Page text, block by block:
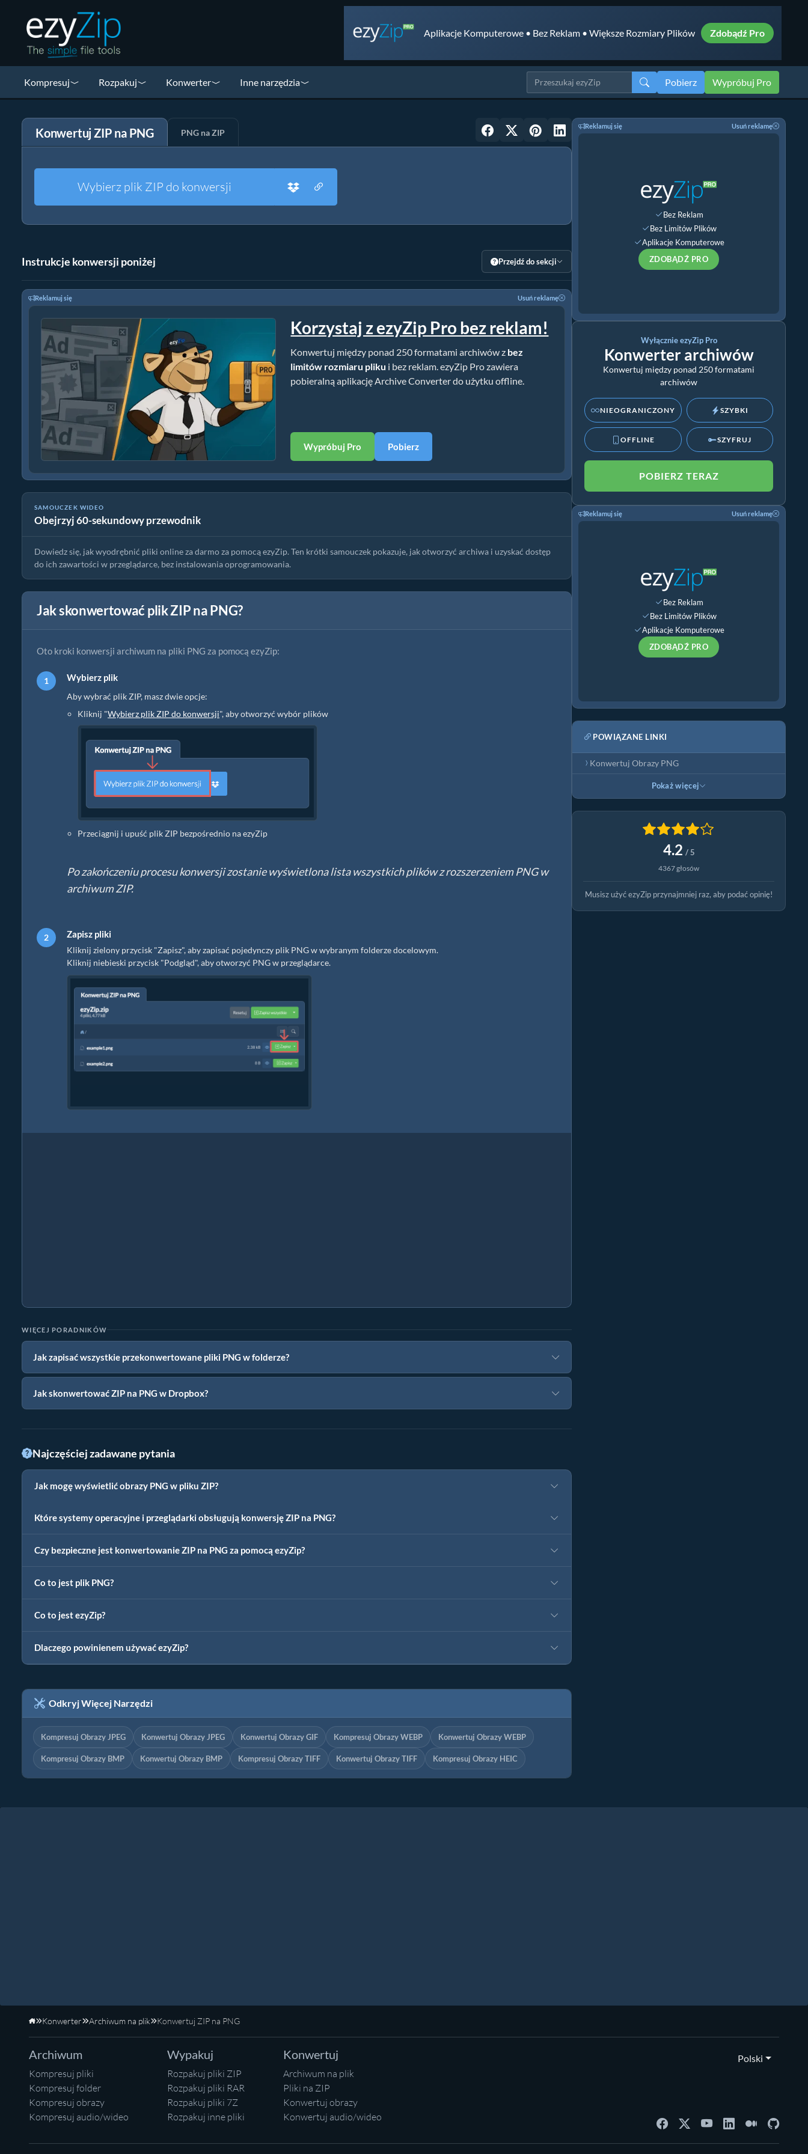
Aplikacje Komputerowe • Bez Reklam • Większe Rozmiary Plików Zdobądź Pro
Kompresuj Rozpakuj Konwerter Inne narzędzia Pobierz Wypróbuj Pro
Konwertuj ZIP na PNG PNG na ZIP
Wybierz plik ZIP do konwersji
Instrukcje konwersji poniżej Przejdź do sekcji
Reklamuj się Usuń reklamę
Korzystaj z ezyZip Pro bez reklam!
Konwertuj między ponad 250 formatami archiwów z bez
limitów rozmiaru pliku i bez reklam. ezyZip Pro zawiera
pobieralną aplikację Archive Converter do użytku offline.
Wypróbuj Pro Pobierz
SAMOUCZEK WIDEO
Obejrzyj 60-sekundowy przewodnik
Jak wyodrębnić pliki online za pomocą ezyZip (za darmo, bez instalacji)
Dowiedz się, jak wyodrębnić pliki online za darmo za pomocą ezyZip. Ten krótki samouczek pokazuje, jak otworzyć archiwa i uzyskać dostęp
do ich zawartości w przeglądarce, bez instalowania oprogramowania.
Jak skonwertować plik ZIP na PNG?
Oto kroki konwersji archiwum na pliki PNG za pomocą ezyZip:
Wybierz plik
Aby wybrać plik ZIP, masz dwie opcje:
Kliknij "Wybierz plik ZIP do konwersji", aby otworzyć wybór plików
Przeciągnij i upuść plik ZIP bezpośrednio na ezyZip
Po zakończeniu procesu konwersji zostanie wyświetlona lista wszystkich plików z rozszerzeniem PNG w
archiwum ZIP.
Zapisz pliki
Kliknij zielony przycisk "Zapisz", aby zapisać pojedynczy plik PNG w wybranym folderze docelowym.
Kliknij niebieski przycisk "Podgląd", aby otworzyć PNG w przeglądarce.
WIĘCEJ PORADNIKÓW
Jak zapisać wszystkie przekonwertowane pliki PNG w folderze?
Jak skonwertować ZIP na PNG w Dropbox?
Najczęściej zadawane pytania
Jak mogę wyświetlić obrazy PNG w pliku ZIP?
Które systemy operacyjne i przeglądarki obsługują konwersję ZIP na PNG?
Czy bezpieczne jest konwertowanie ZIP na PNG za pomocą ezyZip?
Co to jest plik PNG?
Co to jest ezyZip?
Dlaczego powinienem używać ezyZip?
Odkryj Więcej Narzędzi
Kompresuj Obrazy JPEG Konwertuj Obrazy JPEG Konwertuj Obrazy GIF Kompresuj Obrazy WEBP Konwertuj Obrazy WEBP
Kompresuj Obrazy BMP Konwertuj Obrazy BMP Kompresuj Obrazy TIFF Konwertuj Obrazy TIFF Kompresuj Obrazy HEIC
Reklamuj się Usuń reklamę
Bez Reklam
Bez Limitów Plików
Aplikacje Komputerowe
ZDOBĄDŹ PRO
Wyłącznie ezyZip Pro
Konwerter archiwów
Konwertuj między ponad 250 formatami
archiwów
NIEOGRANICZONY SZYBKI
OFFLINE SZYFRUJ
POBIERZ TERAZ
Reklamuj się Usuń reklamę
Bez Reklam
Bez Limitów Plików
Aplikacje Komputerowe
ZDOBĄDŹ PRO
POWIĄZANE LINKI
Konwertuj Obrazy PNG
Pokaż więcej
4.2 / 5
4367 głosów
Musisz użyć ezyZip przynajmniej raz, aby podać opinię!
Strona główna
Konwerter Archiwum na plik Konwertuj ZIP na PNG
Archiwum
Kompresuj pliki
Kompresuj folder
Kompresuj obrazy
Kompresuj audio/wideo
Wypakuj
Rozpakuj pliki ZIP
Rozpakuj pliki RAR
Rozpakuj pliki 7Z
Rozpakuj inne pliki
Konwertuj
Archiwum na plik
Pliki na ZIP
Konwertuj obrazy
Konwertuj audio/wideo
Polski